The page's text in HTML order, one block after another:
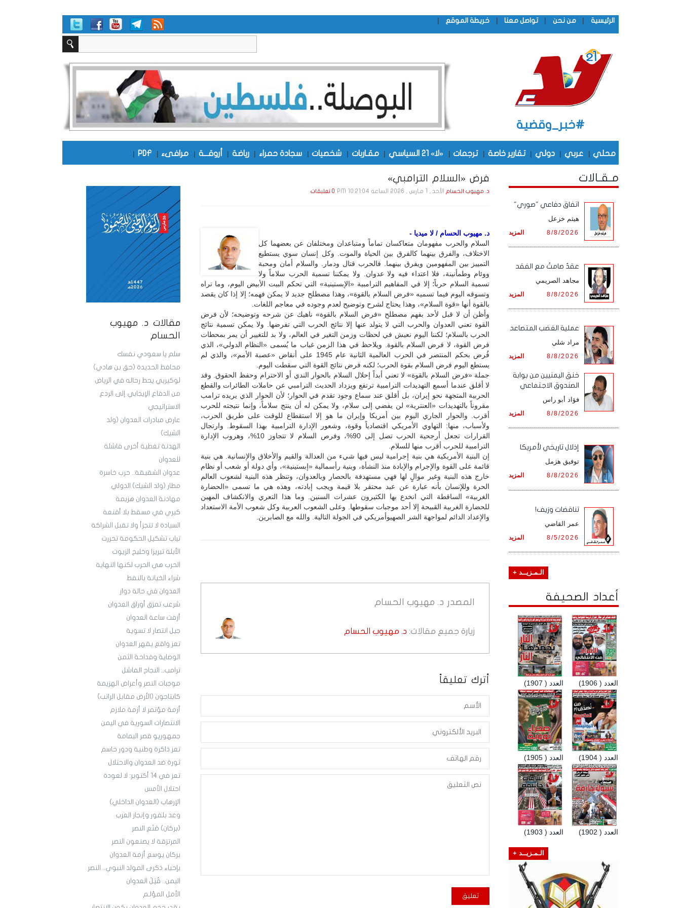
الرئيسية | من نحن | تواصل معنا | خريطة الموقع |
#خبر_وقضية
محلي | عربي | دولي | تقارير خاصة | ترجمات | «لا» 21 السياسي | مقـاربات | شخصيات | سجادة حمراء | رياضة | أروقـــة | مرافىء |
PDF
|
مقالات د. مهيوب
الحسام
سلم يا سعودي نفسك
محافظ الحديدة (حق بن هادي)
لوكيربي يحط رحاله في الرياض
من الدفاع الإيجابي إلى الردع
الاستراتيجي
عارض مبادرات العدوان (ولد
الشيك)
الهدنة تغطية أخرى فاشلة
للعدوان
عدوان الشقيقة.. حرب خاسرة
مطار (ولد الشيك) الدولي
مهادنة العدوان هزيمة
كيري في مسقط بلا أقنعة
السيادة لا تتجزأ ولا تقبل الشراكة
تباب تشكيل الحكومة تحررت
الأبلة تيريزا وخليج الزيوت
الحرب هي الحرب لكنها النهاية
شراء الخيانة بالنفط
العدوان في حالة دوار
شرعب تمزق أوراق العدوان
أزفت ساعة العدوان
جيل انتصار لا تسوية
تعز واقع يقهر العدوان
الوصاية وفداحة الثمن
ترامب.. النجاح الفاشل
موجبات النصر وأعراض الهزيمة
كابتاجون (الأرض مقابل الراتب)
أزمة مؤتمر لا أزمة ملازم
الانتصارات السورية في اليمن
جمهوريو قصر اليمامة
تعز ذاكرة وطنية ودور حاسم
ثورة ضد العدوان والاحتلال
تعز في 14 أكتوبر: لا لعودة
احتلال الأمس
الإرهاب (العدوان الداخلي)
وعد بلفور وإنجاز العرب
(بركان) صَنَع النصر
المرتزقة لا يصنعون النصر
بركان يوسع أزمة العدوان
بإحياء ذكرى المولد النبوي.. النصر
اليمن.. قُتِلَ العدوان
الأمل المؤلـم
فرض «السلام الترامبي»
د. مهيوب الحسام الأحد , 1 مـارس , 2026 الساعة 10:21:04 PM 0 تعليقات
د. مهيوب الحسام / لا ميديا -
السلام والحرب مفهومان متعاكسان تماماً ومتباعدان ومختلفان عن بعضهما كل
الاختلاف، والفرق بينهما كالفرق بين الحياة والموت. وكل إنسان سوي يستطيع
التمييز بين المفهومين ويفرق بينهما. فالحرب قتال ودمار. والسلام أمان ومحبة
ووئام وطمأنينة، فلا اعتداء فيه ولا عدوان. ولا يمكننا تسمية الحرب سلاماً ولا
تسمية السلام حرباً؛ إلا في المفاهيم الترامبية «الإبستينية» التي تحكم البيت الأبيض اليوم، وما تراه
وتسوقه اليوم فيما تسميه «فرض السلام بالقوة»، وهذا مصطلح جديد لا يمكن فهمه؛ إلا إذا كان يقصد
بالقوة أنها «قوة السلام»، وهذا يحتاج لشرح وتوضيح لعدم وجوده في معاجم اللغات.
وأظن أن لا قبل لأحد بفهم مصطلح «فرض السلام بالقوة» ناهيك عن شرحه وتوضيحه؛ لأن فرض
القوة تعني العدوان والحرب التي لا يتولد عنها إلا نتائج الحرب التي تفرضها. ولا يمكن تسمية نتائج
الحرب بالسلام؛ لكننا اليوم نعيش في لحظات وزمن التغير في العالم، ولا بد للتغيير أن يمر بمحطات
فرض القوة، لا فرض السلام بالقوة. ويلاحظ في هذا الزمن غياب ما يُسمى «النظام الدولي»، الذي
فُرض بحكم المنتصر في الحرب العالمية الثانية عام 1945 على أنقاض «عصبة الأمم»، والذي لم
يستطع اليوم فرض السلام بقوة الحرب؛ لكنه فرض نتائج القوة التي سقطت اليوم.
جملة «فرض السلام بالقوة» لا تعني أبداً إحلال السلام بالحوار الندي أو الاحترام وحفظ الحقوق. وقد
لا أقلق عندما أسمع التهديدات الترامبية ترتفع ويزداد الحديث الترامبي عن حاملات الطائرات والقطع
الحربية المتجهة نحو إيران، بل أقلق عند سماع وجود تقدم في الحوار؛ لأن الحوار الذي يريده ترامب
مقروناً بالتهديدات «العنترية» لن يفضي إلى سلام، ولا يمكن له أن ينتج سلاماً، وإنما نتيجته للحرب
أقرب. والحوار الجاري اليوم بين أمريكا وإيران ما هو إلا استقطاع للوقت على طريق الحرب،
ولأسباب، منها: التهاوي الأمريكي اقتصادياً وقوة، وشعور الإدارة الترامبية بهذا السقوط. وارتجال
القرارات تجعل أرجحية الحرب تصل إلى 90%، وفرص السلام لا تتجاوز 10%، وهروب الإدارة
الترامبية للحرب أقرب منها للسلام.
إن البنية الأمريكية هي بنية إجرامية ليس فيها شيء من العدالة والقيم والأخلاق والإنسانية. هي بنية
قائمة على القوة والإجرام والإبادة منذ النشأة، وبنية رأسمالية «إبستينية»، وأي دولة أو شعب أو نظام
خارج هذه البنية وغير موالٍ لها فهي مستهدفة بالحصار وبالعدوان، وتنظر هذه البنية لشعوب العالم
الحرة وللإنسان بأنه عبارة عن عبد محتقر بلا قيمة ويجب إبادته، وهذه هي ما تسمى «الحضارة
الغربية» الساقطة التي انخدع بها الكثيرون عشرات السنين. وما هذا التعري والانكشاف المهين
للحضارة الغربية القبيحة إلا أحد موجبات سقوطها. وعلى الشعوب العربية وكل شعوب الأمة الاستعداد
والإعداد الدائم لمواجهة الشر الصهيوأمريكي في الجولة التالية. والله مع الصابرين.
المصدر د. مهيوب الحسام
زيارة جميع مقالات: د. مهيوب الحسام
أترك تعليقاً
مـقـالات
اتفاق دفاعي "صوري"
هيثم خزعل
المزيد 8/8/2026
عقدٌ صامتٌ مع الفقد
مجاهد الصريمي
المزيد 8/8/2026
‏عملية الغضب المتصاعد
مراد شلي
المزيد 8/8/2026
خنق اليمنيين من بوابة
الصندوق الاجتماعي
فؤاد أبو راس
المزيد 8/8/2026
إذلال تاريخي لأمريكا
توفيق هزمل
المزيد 8/8/2026
تناقضات وزيف!
عمر القاضي
المزيد 8/5/2026
الـمـزيــد +
أعداد الصحيفة
العدد ( 1907) العدد ( 1906)
العدد ( 1905) العدد ( 1904)
العدد ( 1903) العدد ( 1902)
الـمـزيــد +